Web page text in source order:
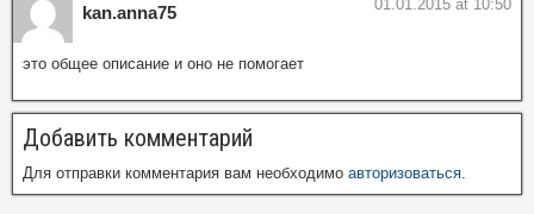
kan.anna75 01.01.2015 at 10:50
это общее описание и оно не помогает
Добавить комментарий
Для отправки комментария вам необходимо авторизоваться.